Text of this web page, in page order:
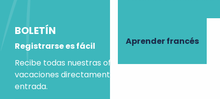
Aprender francés
BOLETÍN
Registrarse es fácil
Recibe todas nuestras ofertas e ideas para las
vacaciones directamente en tu bandeja de
entrada.